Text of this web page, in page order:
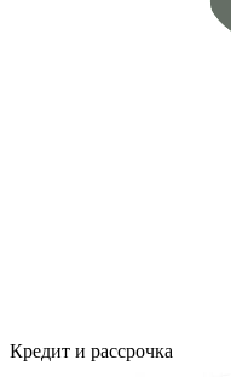
Кредит и рассрочка